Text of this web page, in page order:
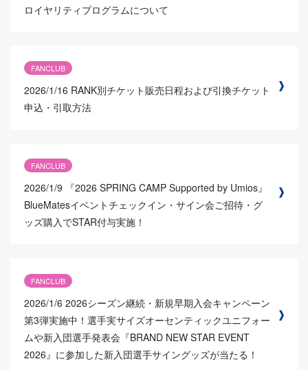
ロイヤリティプログラムについて
FANCLUB
2026/1/16 RANK別チケット販売日程および引換チケット
申込・引取方法
FANCLUB
2026/1/9
『2026 SPRING CAMP Supported by Umios』
BlueMatesイベントチェックイン・サイン会ご招待・グ
ッズ購入でSTAR付与実施！
FANCLUB
2026/1/6 2026シーズン継続・新規早期入会キャンペーン
第3弾実施中！選手実サイズオーセンティックユニフォー
ムや新入団選手発表会『BRAND NEW STAR EVENT
2026』に参加した新入団選手サイングッズが当たる！